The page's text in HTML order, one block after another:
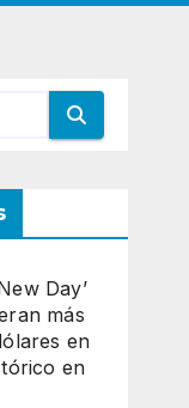
Day’
más
en
en